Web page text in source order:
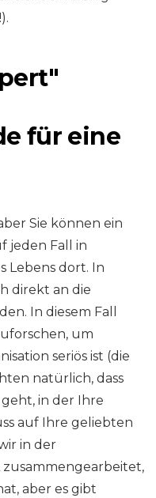
für eine
Sie können ein
jeden Fall in
Lebens dort. In
direkt an die
In diesem Fall
um
seriös ist (die
natürlich, dass
in der Ihre
auf Ihre geliebten
in der
aber es gibt